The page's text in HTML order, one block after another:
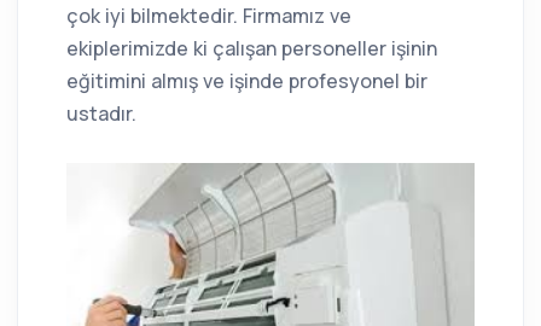
çok iyi bilmektedir. Firmamız ve
ekiplerimizde ki çalışan personeller işinin
eğitimini almış ve işinde profesyonel bir
ustadır.